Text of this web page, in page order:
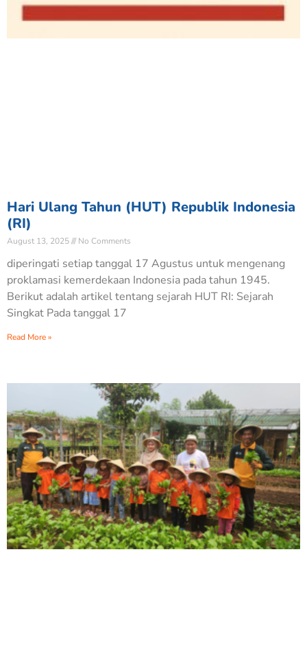
Hari Ulang Tahun (HUT) Republik Indonesia
(RI)
August 13, 2025 No Comments
diperingati setiap tanggal 17 Agustus untuk mengenang
proklamasi kemerdekaan Indonesia pada tahun 1945.
Berikut adalah artikel tentang sejarah HUT RI: Sejarah
Singkat Pada tanggal 17
Read More »